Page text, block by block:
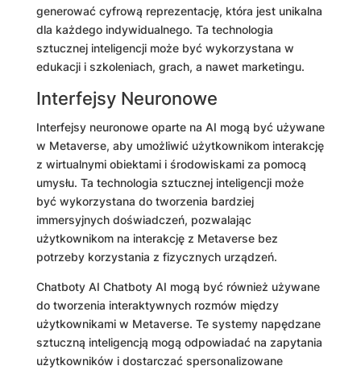
generować cyfrową reprezentację, która jest unikalna
dla każdego indywidualnego. Ta technologia
sztucznej inteligencji może być wykorzystana w
edukacji i szkoleniach, grach, a nawet marketingu.
Interfejsy Neuronowe
Interfejsy neuronowe oparte na AI mogą być używane
w Metaverse, aby umożliwić użytkownikom interakcję
z wirtualnymi obiektami i środowiskami za pomocą
umysłu. Ta technologia sztucznej inteligencji może
być wykorzystana do tworzenia bardziej
immersyjnych doświadczeń, pozwalając
użytkownikom na interakcję z Metaverse bez
potrzeby korzystania z fizycznych urządzeń.
Chatboty AI Chatboty AI mogą być również używane
do tworzenia interaktywnych rozmów między
użytkownikami w Metaverse. Te systemy napędzane
sztuczną inteligencją mogą odpowiadać na zapytania
użytkowników i dostarczać spersonalizowane